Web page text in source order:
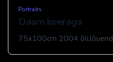
Portraits
Daam koeraga
75x100cm 2004 õli,lõuend